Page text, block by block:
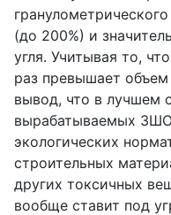
(до 200%) и
угля. Учитывая то,
раз превышает
вывод, что в лучшем
вырабатываемых
экологических
строительных
других токсичных
вообще ставит под